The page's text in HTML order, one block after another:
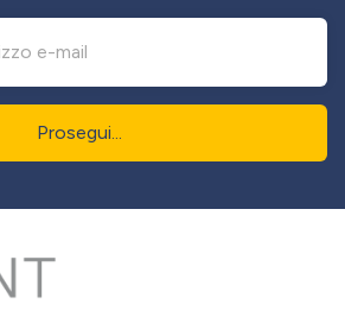
Prosegui...